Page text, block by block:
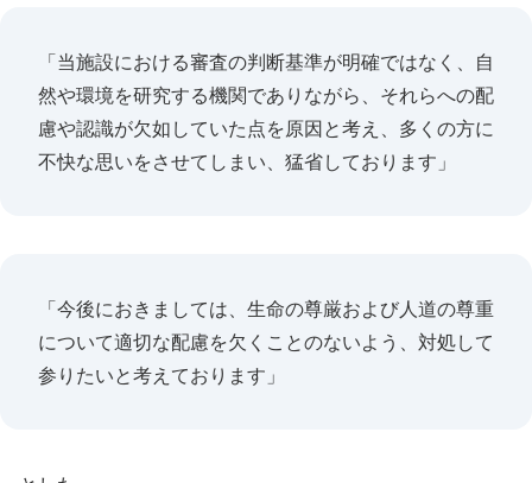
「当施設における審査の判断基準が明確ではなく、自
然や環境を研究する機関でありながら、それらへの配
慮や認識が欠如していた点を原因と考え、多くの方に
不快な思いをさせてしまい、猛省しております」
「今後におきましては、生命の尊厳および人道の尊重
について適切な配慮を欠くことのないよう、対処して
参りたいと考えております」